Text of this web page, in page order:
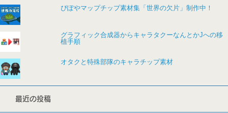
ぴぽやマップチップ素材集「世界の欠片」制作中！
グラフィック合成器からキャラタクーなんとかJへの移
植手順
オタクと特殊部隊のキャラチップ素材
最近の投稿